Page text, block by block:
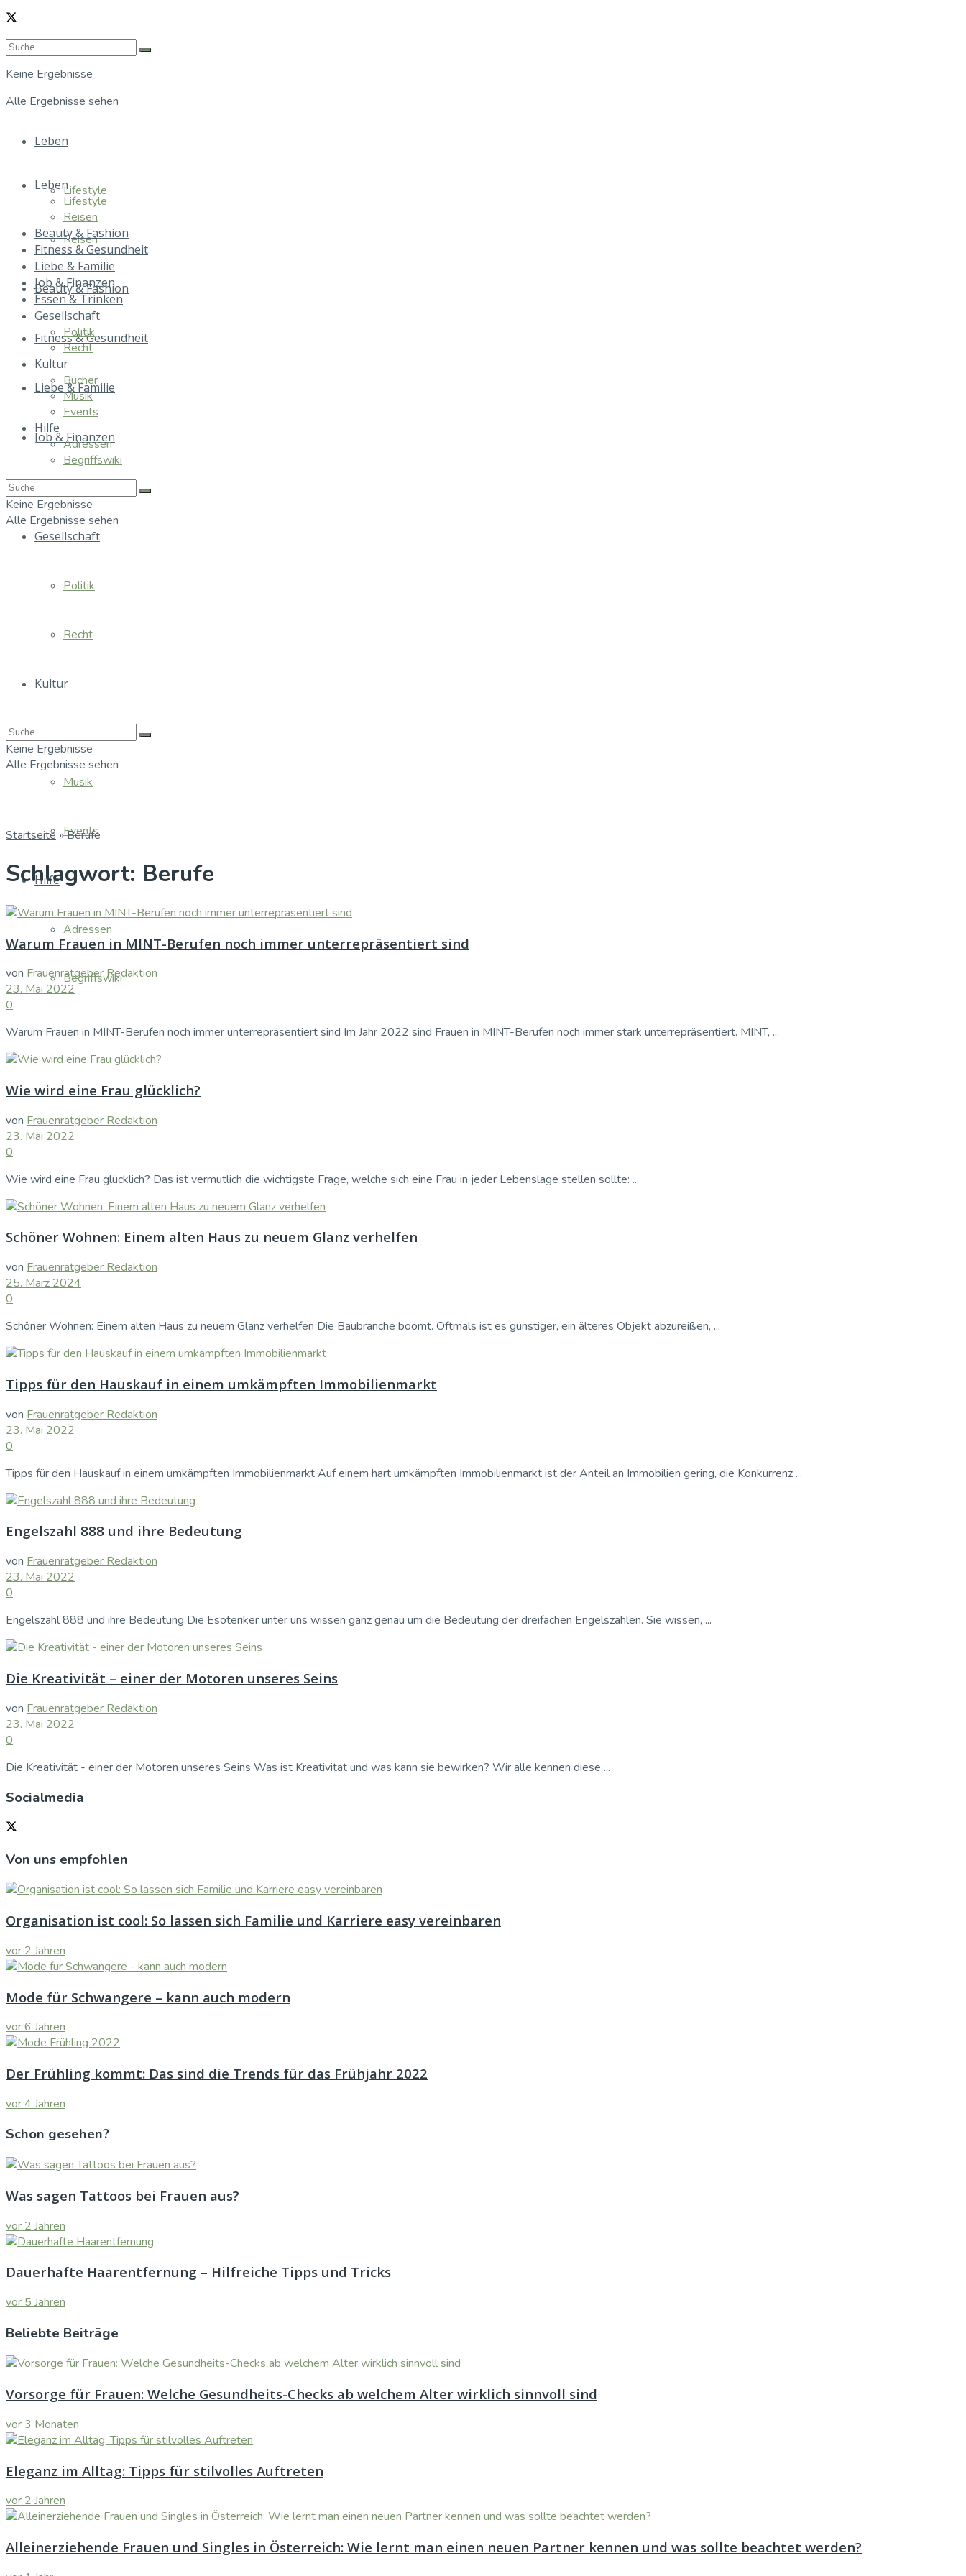
Keine Ergebnisse
Alle Ergebnisse sehen
Leben
Lifestyle
Reisen
Beauty & Fashion
Fitness & Gesundheit
Liebe & Familie
Job & Finanzen
Gesellschaft
Politik
Recht
Kultur
Musik
Events
Hilfe
Adressen
Begriffswiki
Leben
Lifestyle
Reisen
Beauty & Fashion
Fitness & Gesundheit
Liebe & Familie
Job & Finanzen
Essen & Trinken
Gesellschaft
Politik
Recht
Kultur
Bücher
Musik
Events
Hilfe
Adressen
Begriffswiki
Keine Ergebnisse
Alle Ergebnisse sehen
Keine Ergebnisse
Alle Ergebnisse sehen
Startseite »Berufe
Schlagwort: Berufe
Warum Frauen in MINT-Berufen noch immer unterrepräsentiert sind
von Frauenratgeber Redaktion
23. Mai 2022
0
Warum Frauen in MINT-Berufen noch immer unterrepräsentiert sind Im Jahr 2022 sind Frauen in MINT-Berufen noch immer stark unterrepräsentiert. MINT, ...
Wie wird eine Frau glücklich?
von Frauenratgeber Redaktion
23. Mai 2022
0
Wie wird eine Frau glücklich? Das ist vermutlich die wichtigste Frage, welche sich eine Frau in jeder Lebenslage stellen sollte: ...
Schöner Wohnen: Einem alten Haus zu neuem Glanz verhelfen
von Frauenratgeber Redaktion
25. März 2024
0
Schöner Wohnen: Einem alten Haus zu neuem Glanz verhelfen Die Baubranche boomt. Oftmals ist es günstiger, ein älteres Objekt abzureißen, ...
Tipps für den Hauskauf in einem umkämpften Immobilienmarkt
von Frauenratgeber Redaktion
23. Mai 2022
0
Tipps für den Hauskauf in einem umkämpften Immobilienmarkt Auf einem hart umkämpften Immobilienmarkt ist der Anteil an Immobilien gering, die Konkurrenz ...
Engelszahl 888 und ihre Bedeutung
von Frauenratgeber Redaktion
23. Mai 2022
0
Engelszahl 888 und ihre Bedeutung Die Esoteriker unter uns wissen ganz genau um die Bedeutung der dreifachen Engelszahlen. Sie wissen, ...
Die Kreativität – einer der Motoren unseres Seins
von Frauenratgeber Redaktion
23. Mai 2022
0
Die Kreativität - einer der Motoren unseres Seins Was ist Kreativität und was kann sie bewirken? Wir alle kennen diese ...
Socialmedia
Von uns empfohlen
Organisation ist cool: So lassen sich Familie und Karriere easy vereinbaren
vor 2 Jahren
Mode für Schwangere – kann auch modern
vor 6 Jahren
Der Frühling kommt: Das sind die Trends für das Frühjahr 2022
vor 4 Jahren
Schon gesehen?
Was sagen Tattoos bei Frauen aus?
vor 2 Jahren
Dauerhafte Haarentfernung – Hilfreiche Tipps und Tricks
vor 5 Jahren
Beliebte Beiträge
Vorsorge für Frauen: Welche Gesundheits-Checks ab welchem Alter wirklich sinnvoll sind
vor 3 Monaten
Eleganz im Alltag: Tipps für stilvolles Auftreten
vor 2 Jahren
Alleinerziehende Frauen und Singles in Österreich: Wie lernt man einen neuen Partner kennen und was sollte beachtet werden?